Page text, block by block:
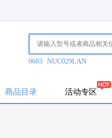
0603 NUC029LAN
商品目录 活动专区